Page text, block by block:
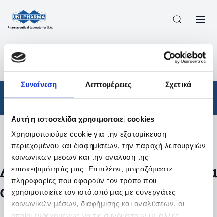
Συναίνεση Λεπτομέρειες Σχετικά
Αυτή η ιστοσελίδα χρησιμοποιεί cookies
Χρησιμοποιούμε cookie για την εξατομίκευση
περιεχομένου και διαφημίσεων, την παροχή λειτουργιών
κοινωνικών μέσων και την ανάλυση της
επισκεψιμότητάς μας. Επιπλέον, μοιραζόμαστε
πληροφορίες που αφορούν τον τρόπο που
χρησιμοποιείτε τον ιστότοπό μας με συνεργάτες
κοινωνικών μέσων, διαφήμισης και αναλύσεων, οι
οποίοι ενδεχομένως να τις συνδυάσουν με άλλες
ΠΡΟΪΟΝΤΑ ΣΥΝΤΑΓΟΓΡΑΦΟΎΜΕΝΑ
/
ΑΠΟΤΕΛΕΣΜΑΤΑ ΑΝΑΖΗΤΗΣΗΣ
Φάρμακα / Συνταγογραφούμενα
Φίλτρα
Δεν βρέθηκαν προϊόντα με τα
συγκεκριμένα φίλτρα